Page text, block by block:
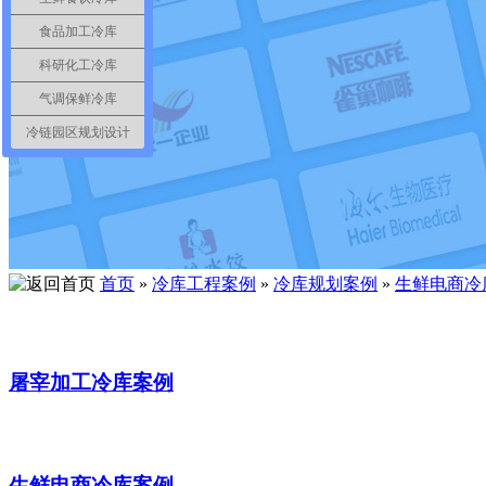
首页 » 冷库工程案例 » 冷库规划案例 » 生鲜电商冷
屠宰加工冷库案例
食品加工冷库
科研化工冷库
气调保鲜冷库
冷链园区规划设计